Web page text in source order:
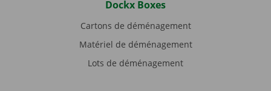
Dockx Boxes
Cartons de déménagement
Matériel de déménagement
Lots de déménagement